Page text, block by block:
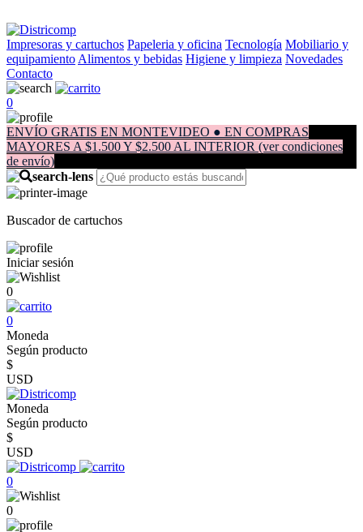
Impresoras y cartuchos Papeleria y oficina Tecnología Mobiliario y
equipamiento Alimentos y bebidas Higiene y limpieza Novedades
Contacto
0
ENVÍO GRATIS EN MONTEVIDEO ● EN COMPRAS
MAYORES A $1.500 Y $2.500 AL INTERIOR (ver condiciones
de envío)
Buscador de cartuchos
Iniciar sesión
0
0
Moneda
Según producto
$
USD
Moneda
Según producto
$
USD
0
0